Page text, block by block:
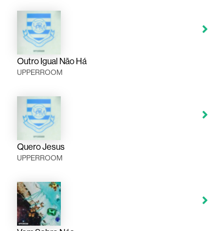
Outro Igual Não Há
UPPERROOM
Quero Jesus
UPPERROOM